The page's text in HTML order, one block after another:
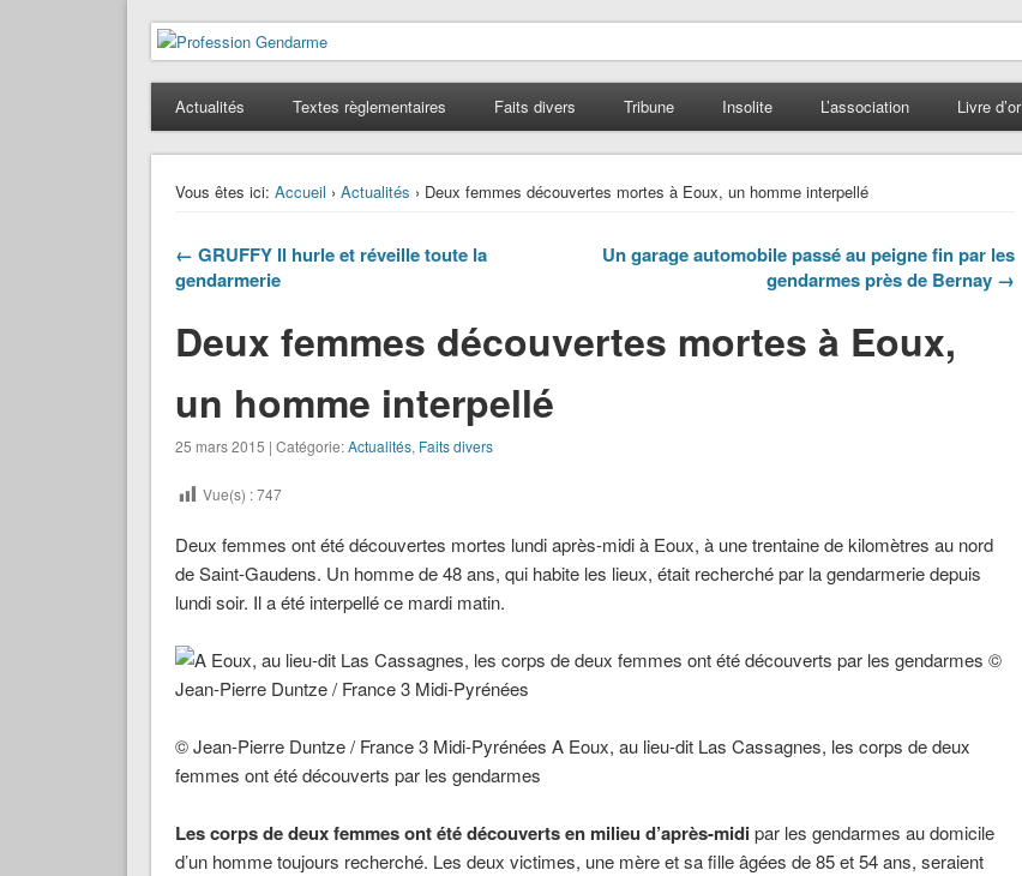
Profession Gendarme
Le journal des gendarmes
Actualités Textes règlementaires Faits divers Tribune Insolite L’association Livre d’or
Vous êtes ici: Accueil › Actualités › Deux femmes découvertes mortes à Eoux, un homme interpellé
← GRUFFY Il hurle et réveille toute la
gendarmerie
Un garage automobile passé au peigne fin par les
gendarmes près de Bernay →
Deux femmes découvertes mortes à Eoux,
un homme interpellé
25 mars 2015 | Catégorie:Actualités, Faits divers
Vue(s) :747
Deux femmes ont été découvertes mortes lundi après-midi à Eoux, à une trentaine de kilomètres au nord
de Saint-Gaudens. Un homme de 48 ans, qui habite les lieux, était recherché par la gendarmerie depuis
lundi soir. Il a été interpellé ce mardi matin.
© Jean-Pierre Duntze / France 3 Midi-Pyrénées A Eoux, au lieu-dit Las Cassagnes, les corps de deux
femmes ont été découverts par les gendarmes
Les corps de deux femmes ont été découverts en milieu d’après-midipar les gendarmes au domicile
d’un homme toujours recherché. Les deux victimes, une mère et sa fille âgées de 85 et 54 ans, seraient